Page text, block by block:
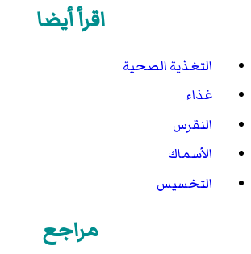
اقرأ أيضا
التغذية الصحية
غذاء
النقرس
الأسماك
التخسيس
مراجع